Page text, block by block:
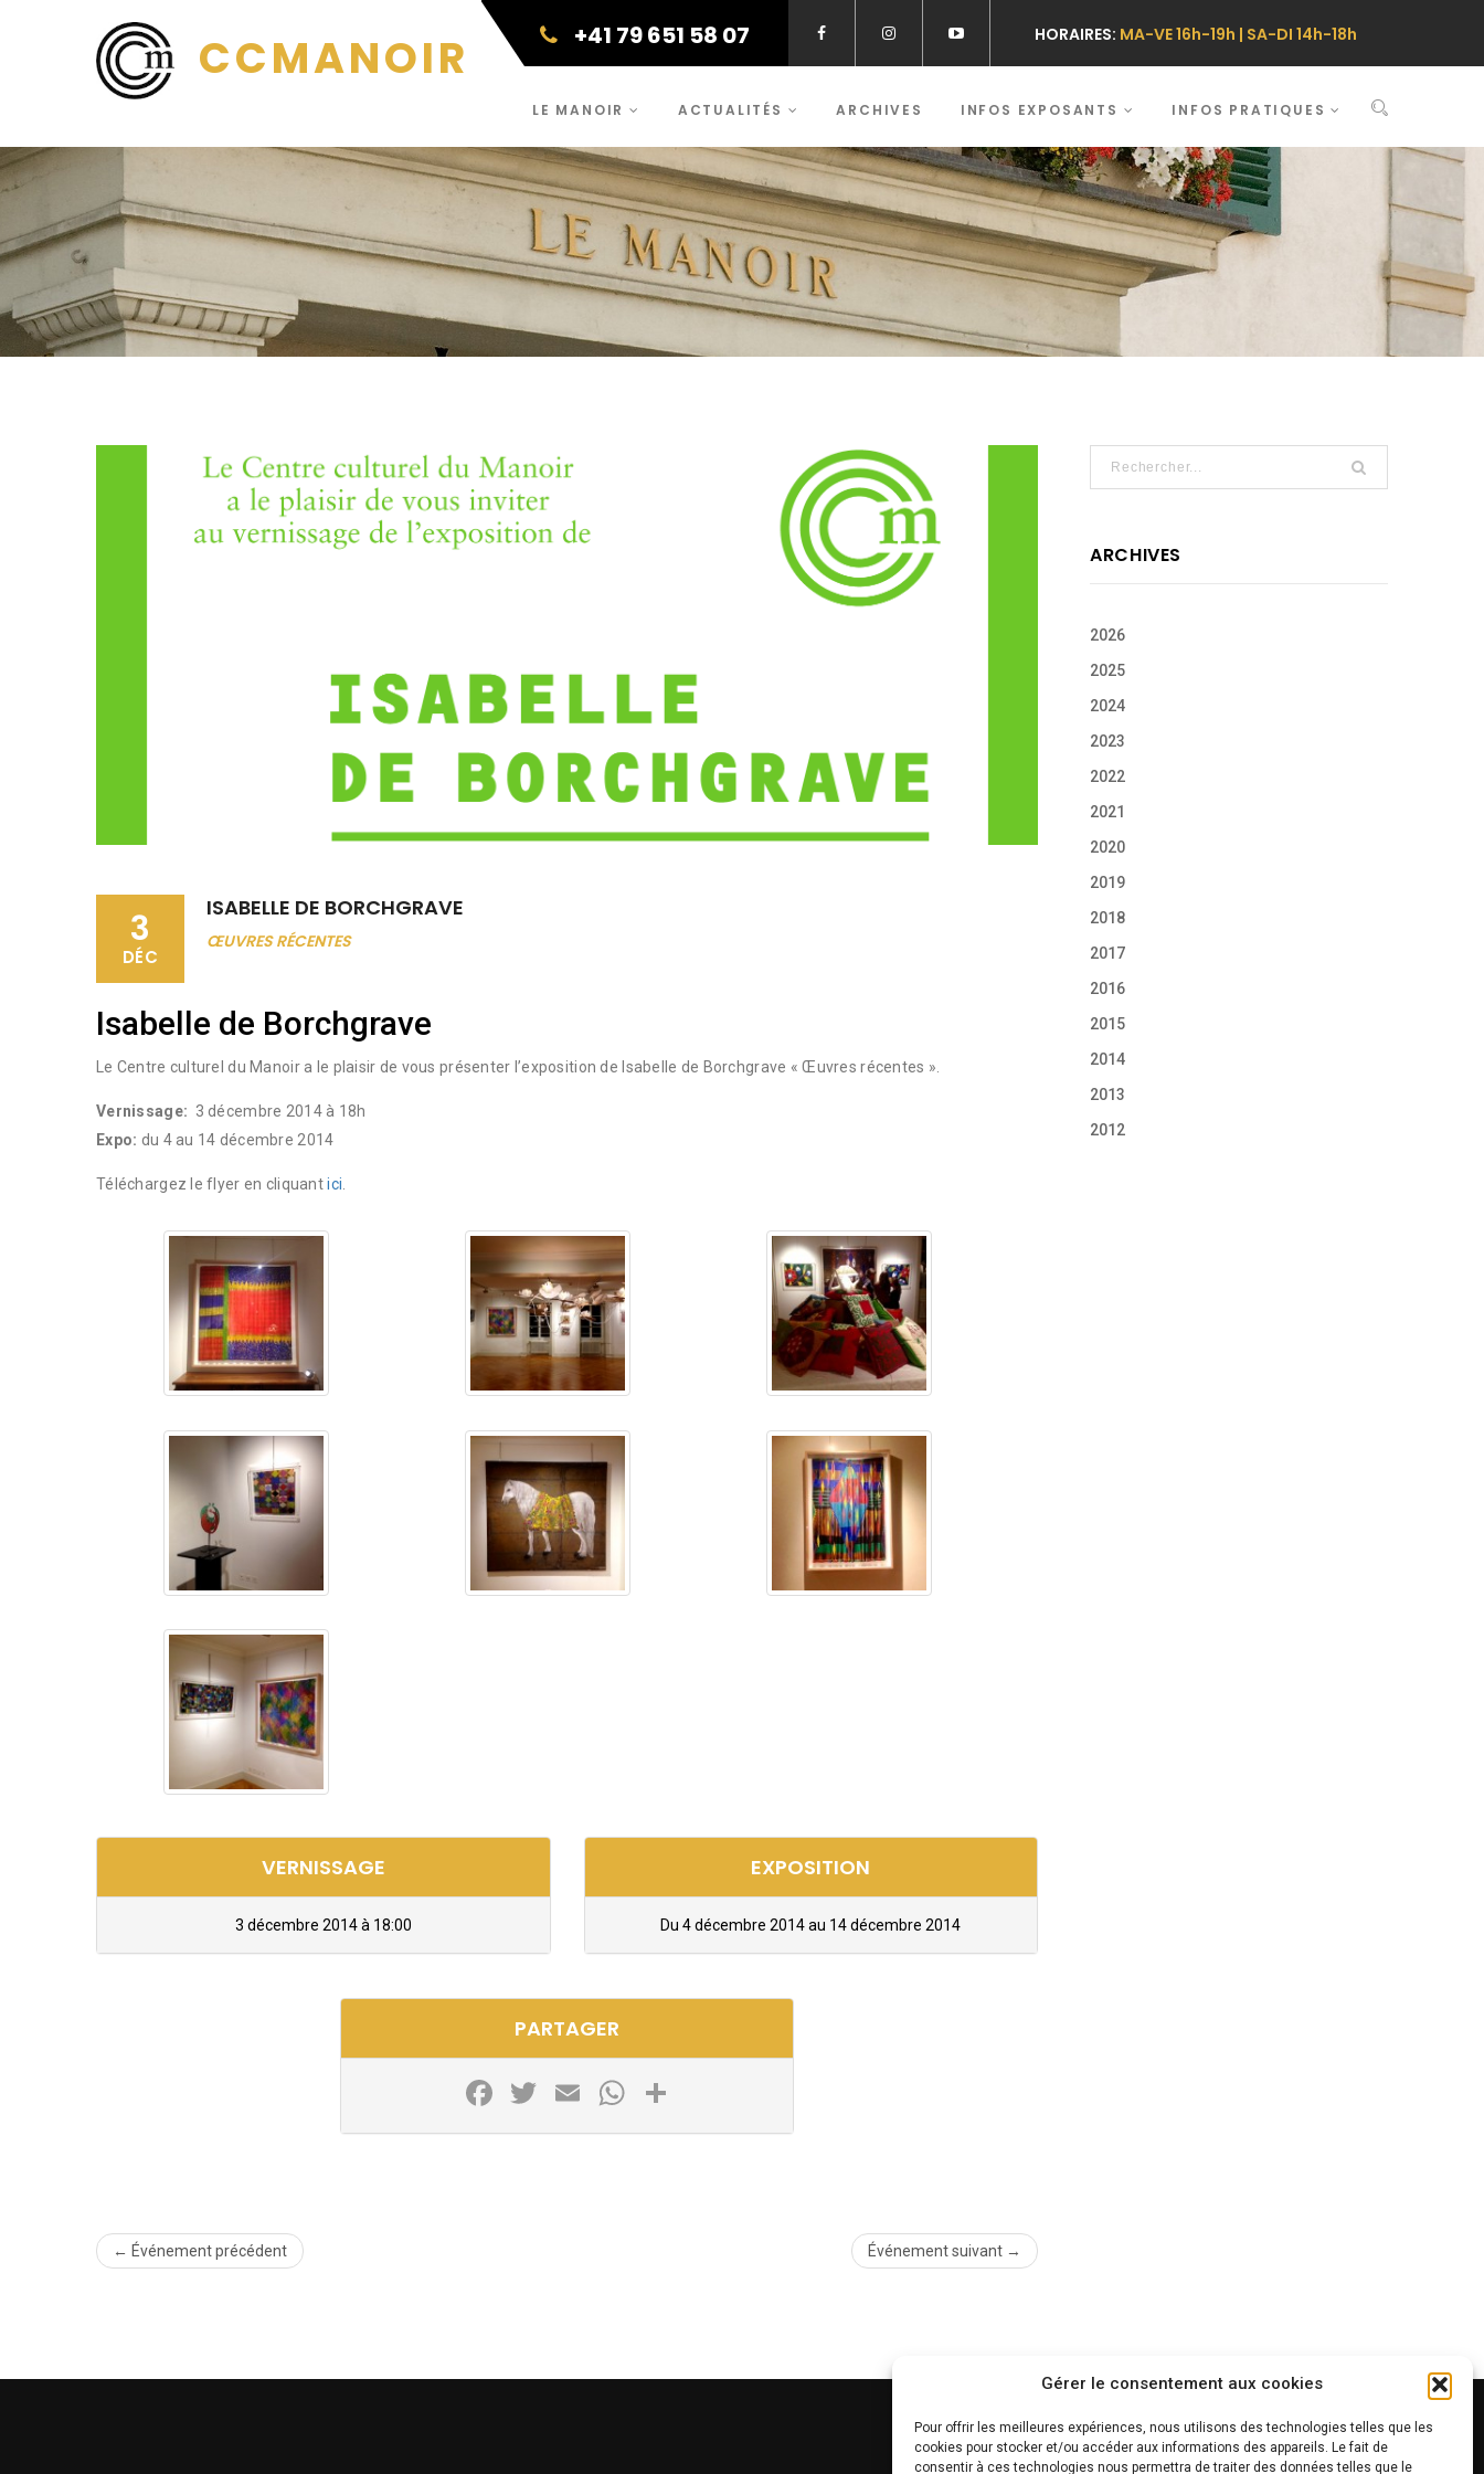
Gérer le consentement aux cookies
Pour offrir les meilleures expériences, nous utilisons des technologies telles que les
cookies pour stocker et/ou accéder aux informations des appareils. Le fait de
consentir à ces technologies nous permettra de traiter des données telles que le
+41 79 651 58 07 HORAIRES: MA-VE 16h-19h | SA-DI 14h-18h
CCMANOIR
LE MANOIR ACTUALITÉS ARCHIVES INFOS EXPOSANTS INFOS PRATIQUES
3
DÉC
ISABELLE DE BORCHGRAVE
ŒUVRES RÉCENTES
Isabelle de Borchgrave
Le Centre culturel du Manoir a le plaisir de vous présenter l’exposition de Isabelle de Borchgrave « Œuvres récentes ».
Vernissage: 3 décembre 2014 à 18h
Expo: du 4 au 14 décembre 2014
Téléchargez le flyer en cliquantici
VERNISSAGE
3 décembre 2014 à 18:00
EXPOSITION
Du 4 décembre 2014 au 14 décembre 2014
PARTAGER
Facebook
Twitter
EmailWhatsApp
← Événement précédent Événement suivant →
ARCHIVES
2026
2025
2024
2023
2022
2021
2020
2019
2018
2017
2016
2015
2014
2013
2012